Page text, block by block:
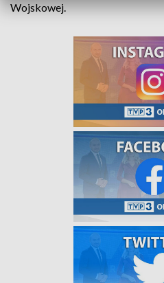
Wojskowej.